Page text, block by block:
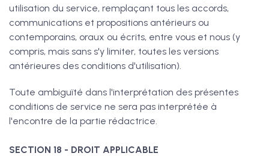
utilisation du service, remplaçant tous les accords,
communications et propositions antérieurs ou
contemporains, oraux ou écrits, entre vous et nous (y
compris, mais sans s'y limiter, toutes les versions
antérieures des conditions d'utilisation).
Toute ambiguïté dans l'interprétation des présentes
conditions de service ne sera pas interprétée à
l'encontre de la partie rédactrice.
SECTION 18 - DROIT APPLICABLE